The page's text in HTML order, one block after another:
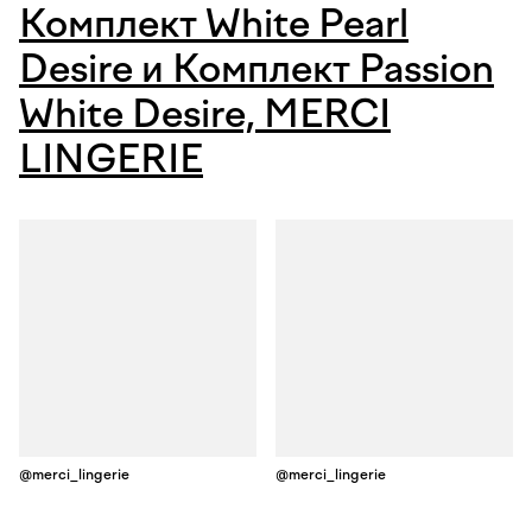
Комплект White Pearl
Desire и Комплект Passion
White Desire, MERCI
LINGERIE
@merci_lingerie @merci_lingerie